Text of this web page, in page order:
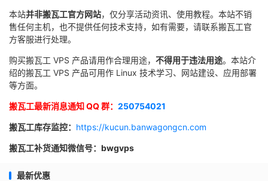
本站并非搬瓦工官方网站，仅分享活动资讯、使用教程。本站不销
售任何主机，也不提供任何技术支持，如有需要，请联系搬瓦工官
方客服进行处理。
购买搬瓦工 VPS 产品请用作合理用途， 不得用于违法用途。本站介
绍的搬瓦工 VPS 产品可用作 Linux 技术学习、网站建设、应用部署
等方面。
搬瓦工最新消息通知 QQ 群： 250754021
搬瓦工库存监控： https://kucun.banwagongcn.com
搬瓦工补货通知微信号：bwgvps
最新优惠